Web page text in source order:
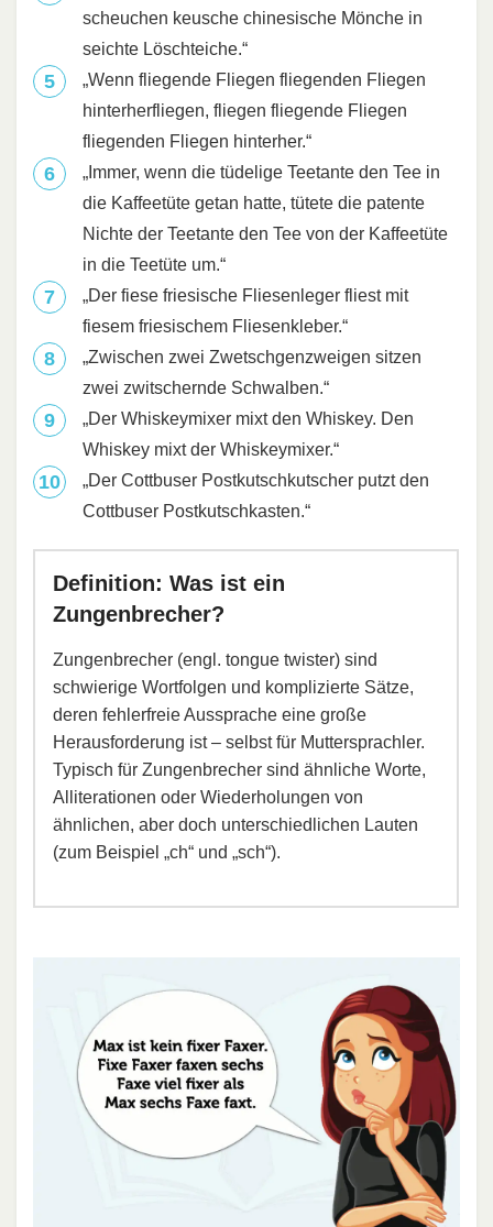
scheuchen keusche chinesische Mönche in
seichte Löschteiche.“
„Wenn fliegende Fliegen fliegenden Fliegen
hinterherfliegen, fliegen fliegende Fliegen
fliegenden Fliegen hinterher.“
„Immer, wenn die tüdelige Teetante den Tee in
die Kaffeetüte getan hatte, tütete die patente
Nichte der Teetante den Tee von der Kaffeetüte
in die Teetüte um.“
„Der fiese friesische Fliesenleger fliest mit
fiesem friesischem Fliesenkleber.“
„Zwischen zwei Zwetschgenzweigen sitzen
zwei zwitschernde Schwalben.“
„Der Whiskeymixer mixt den Whiskey. Den
Whiskey mixt der Whiskeymixer.“
„Der Cottbuser Postkutschkutscher putzt den
Cottbuser Postkutschkasten.“
Definition: Was ist ein
Zungenbrecher?
Zungenbrecher (engl. tongue twister) sind
schwierige Wortfolgen und komplizierte Sätze,
deren fehlerfreie Aussprache eine große
Herausforderung ist – selbst für Muttersprachler.
Typisch für Zungenbrecher sind ähnliche Worte,
Alliterationen oder Wiederholungen von
ähnlichen, aber doch unterschiedlichen Lauten
(zum Beispiel „ch“ und „sch“).